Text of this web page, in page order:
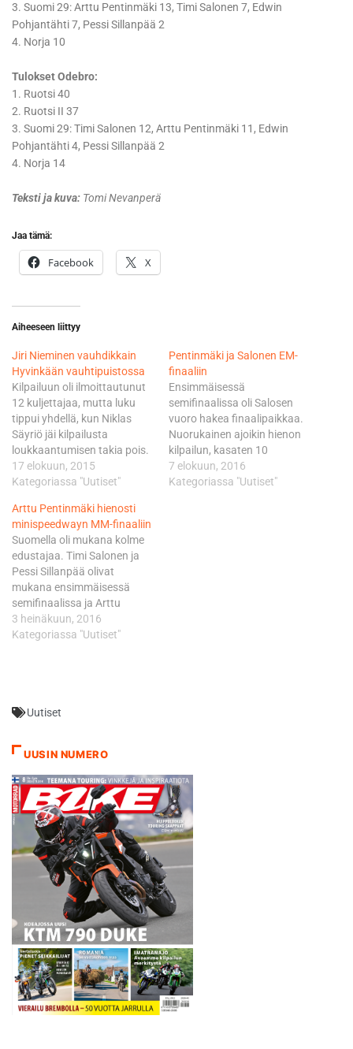
3. Suomi 29: Arttu Pentinmäki 13, Timi Salonen 7, Edwin
Pohjantähti 7, Pessi Sillanpää 2
4. Norja 10
Tulokset Odebro:
1. Ruotsi 40
2. Ruotsi II 37
3. Suomi 29: Timi Salonen 12, Arttu Pentinmäki 11, Edwin
Pohjantähti 4, Pessi Sillanpää 2
4. Norja 14
Teksti ja kuva: Tomi Nevanperä
Jaa tämä:
Facebook X
Aiheeseen liittyy
Jiri Nieminen vauhdikkain
Hyvinkään vauhtipuistossa
Kilpailuun oli ilmoittautunut
12 kuljettajaa, mutta luku
tippui yhdellä, kun Niklas
Säyriö jäi kilpailusta
loukkaantumisen takia pois.
Alkueristä kahdeksan
parasta jatkoi
nopeinta otti paikkansa
päivän finaaliin. Alkuerissä
parasta kyytiä pitivät 11
pistettä keränneet Jere
Lehtonen ja sekä Jiri
Nieminen. Molemmat
tiputtivat vain pisteen
vastustajilleen. Paluun
radoille tehnyt…
17 elokuun, 2015
Kategoriassa "Uutiset"
Pentinmäki ja Salonen EM-
finaaliin
Ensimmäisessä
semifinaalissa oli Salosen
vuoro hakea finaalipaikkaa.
Nuorukainen ajoikin hienon
kilpailun, kasaten 10
pistettä. Sillä irtosi
semifinaalin viides sija ja
7 elokuun, 2016
Kategoriassa "Uutiset"
Arttu Pentinmäki hienosti
minispeedwayn MM-finaaliin
Suomella oli mukana kolme
edustajaa. Timi Salonen ja
Pessi Sillanpää olivat
mukana ensimmäisessä
semifinaalissa ja Arttu
Pentinmäki toisessa.
Molemmista kahdeksan
finaalihaaveet menivät
radalla tapahtuneisiin
kaatumisiin. Nuorukainen
keräsi kolmesta erästään
seitsemän pistettä, jääden
kahden pisteen päähän
jatkopaikasta. Salonen
kaatui kahdesti…
3 heinäkuun, 2016
Kategoriassa "Uutiset"
Uutiset
UUSIN NUMERO